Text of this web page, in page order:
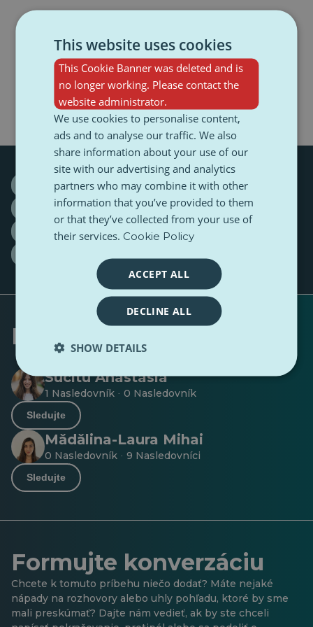
#carries #desires #legacy
#moment
#precess
Europe family
GenZ
integration
Interview life
Napísal
Sucitu Anastasia
1 Nasledovník · 0 Nasledovník
Sledujte
Mădălina-Laura Mihai
0 Nasledovník · 9 Nasledovníci
Sledujte
Formujte konverzáciu
Chcete k tomuto príbehu niečo dodať? Máte nejaké
nápady na rozhovory alebo uhly pohľadu, ktoré by sme
mali preskúmať? Dajte nám vedieť, ak by ste chceli
This website uses cookies
This Cookie Banner was deleted and is
no longer working. Please contact the
website administrator.
We use cookies to personalise content,
ads and to analyse our traffic. We also
share information about your use of our
site with our advertising and analytics
partners who may combine it with other
information that you’ve provided to them
or that they’ve collected from your use of
their services. Cookie Policy
ACCEPT ALL
DECLINE ALL
SHOW DETAILS